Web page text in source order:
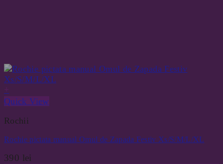
Quick View
Rochii
Rochie pictata manual Omul de Zapada Festiv Xs/S/M/L/XL
390 lei